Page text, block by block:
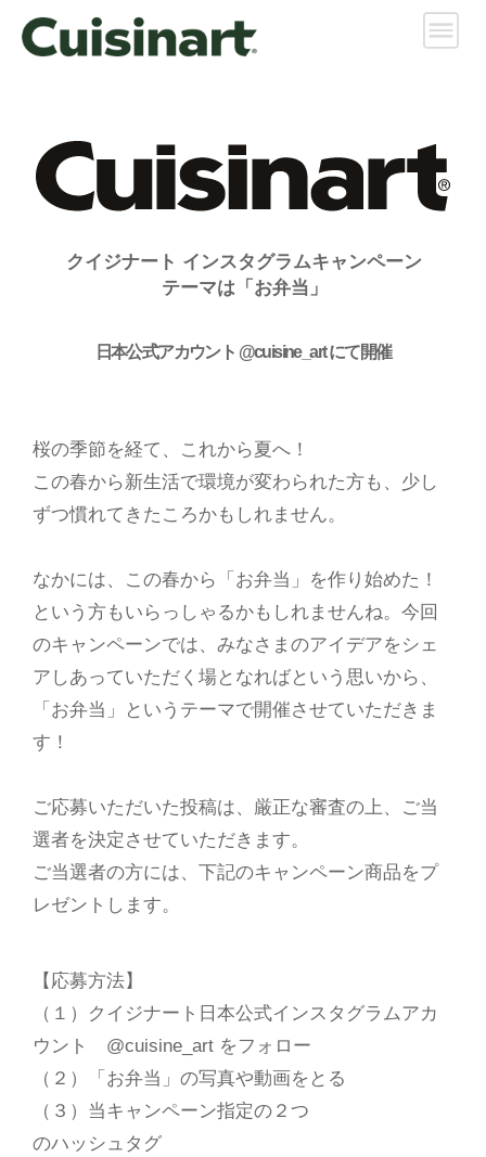
クイジナート インスタグラムキャンペーン
テーマは「お弁当」
日本公式アカウント @cuisine_art にて開催
桜の季節を経て、これから夏へ！
この春から新生活で環境が変わられた方も、少し
ずつ慣れてきたころかもしれません。
なかには、この春から「お弁当」を作り始めた！
という方もいらっしゃるかもしれませんね。今回
のキャンペーンでは、みなさまのアイデアをシェ
アしあっていただく場となればという思いから、
「お弁当」というテーマで開催させていただきま
す！
ご応募いただいた投稿は、厳正な審査の上、ご当
選者を決定させていただきます。
ご当選者の方には、下記のキャンペーン商品をプ
レゼントします。
【応募方法】
（１）クイジナート日本公式インスタグラムアカ
ウント @cuisine_art をフォロー
（２）「お弁当」の写真や動画をとる
（３）当キャンペーン指定の２つ
のハッシュタグ